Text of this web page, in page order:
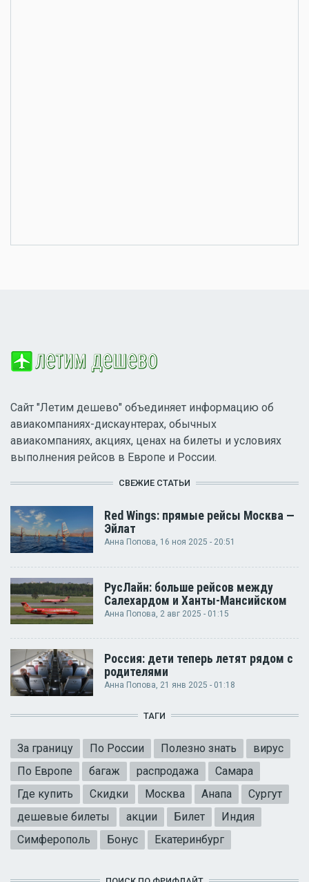
Сайт "Летим дешево" объединяет информацию об
авиакомпаниях-дискаунтерах, обычных
авиакомпаниях, акциях, ценах на билеты и условиях
выполнения рейсов в Европе и России.
СВЕЖИЕ СТАТЬИ
Red Wings: прямые рейсы Москва —
Эйлат
Анна Попова, 16 ноя 2025 - 20:51
РусЛайн: больше рейсов между
Салехардом и Ханты-Мансийском
Анна Попова , 2 авг 2025 - 01:15
Россия: дети теперь летят рядом с
родителями
Анна Попова, 21 янв 2025 - 01:18
ТАГИ
За границу По России Полезно знать
вирус
По Европе
багаж распродажа
Самара
Где купить
Скидки Москва Анапа
Сургут
дешевые билеты
акции Билет
Индия
Симферополь
Бонус Екатеринбург